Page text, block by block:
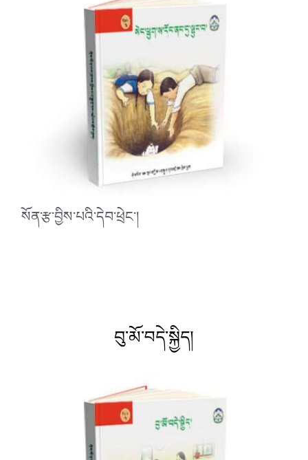
སོན་རྩ་བྱིས་པའི་དེབ་ཕྲེང་།
བུ་མོ་བདེ་སྐྱིད།